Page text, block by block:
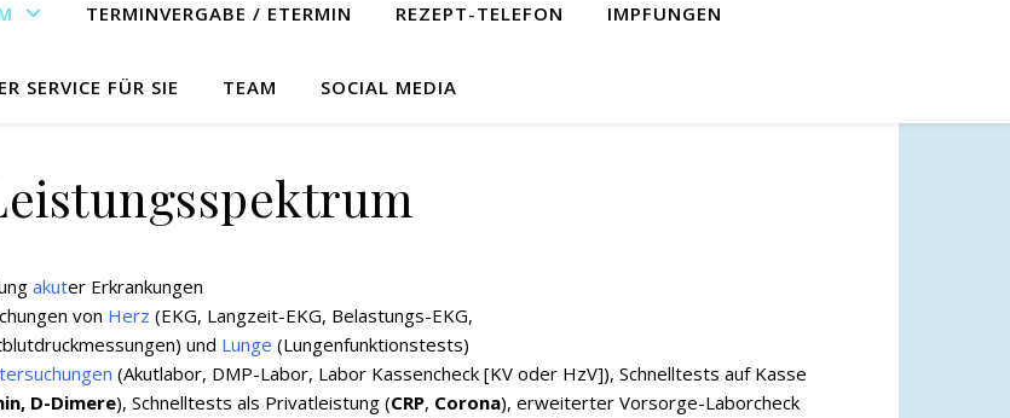
TERMINVERGABE / ETERMIN REZEPT-TELEFON IMPFUNGEN
SERVICE FÜR SIE TEAM SOCIAL MEDIA
akuter Erkrankungen
von Herz (EKG, Langzeit-EKG, Belastungs-EKG,
und Lunge (Lungenfunktionstests)
(Akutlabor, DMP-Labor, Labor Kassencheck [KV oder HzV]), Schnelltests auf Kasse
D-Dimere), Schnelltests als Privatleistung (CRP, Corona), erweiterter Vorsorge-Laborcheck